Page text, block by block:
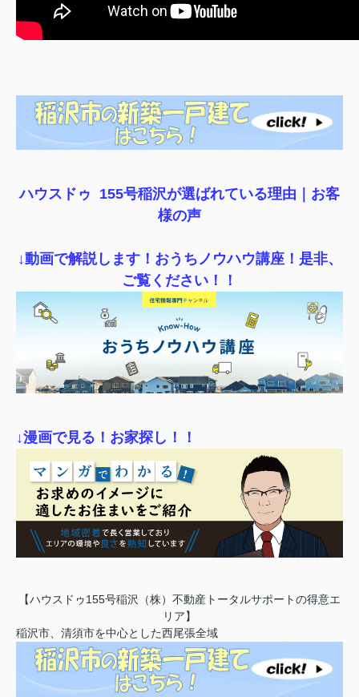
ハウスドゥ 155号稲沢が選ばれている理由｜ お客
様の声
↓動画で解説します！おうちノウハウ講座！是非、
ご覧ください！！
↓漫画で見る！お家探し！！
【ハウスドゥ155号稲沢（株）不動産トータルサポートの得意エ
リア】
稲沢市、清須市を中心とした西尾張全域